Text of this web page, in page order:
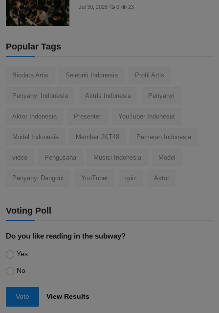
Jul 30, 2026 0 23
Popular Tags
Biodata Artis Selebriti Indonesia Profil Artis
Penyanyi Indonesia Aktris Indonesia Penyanyi
Aktor Indonesia Presenter YouTuber Indonesia
Model Indonesia Member JKT48 Pemeran Indonesia
video Pengusaha Musisi Indonesia Model
Penyanyi Dangdut YouTuber quiz Aktor
Voting Poll
Do you like reading in the subway?
Yes
No
Vote View Results